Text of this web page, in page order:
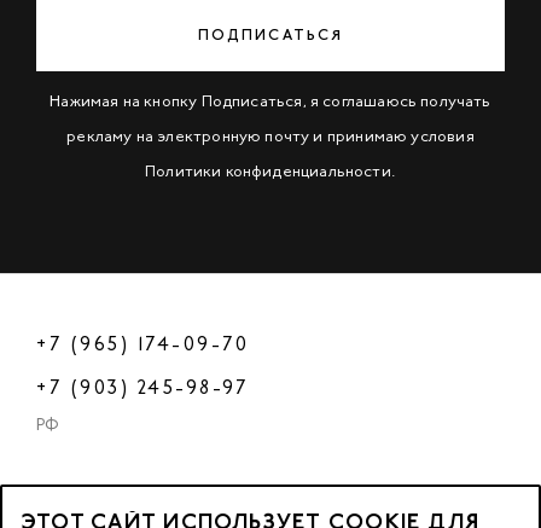
ПОДПИСАТЬСЯ
Нажимая на кнопку Подписаться, я соглашаюсь получать
рекламу на электронную почту и принимаю условия
Политики конфиденциальности.
+7 (965) 174-09-70
+7 (903) 245-98-97
РФ
2023 © OOO «Нейл Профешнл».